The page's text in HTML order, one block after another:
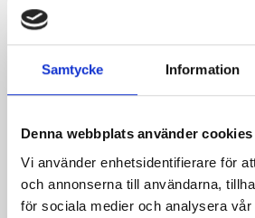
Samtycke Information
Denna webbplats använder cookies
Vi använder enhetsidentifierare för
och annonserna till användarna,
för sociala medier och analysera
För oavsett vilka vi är så har vi en
kärleken till vår bygd och vårt